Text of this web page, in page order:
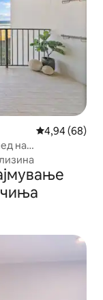
Просечна
4,94 (68)
на